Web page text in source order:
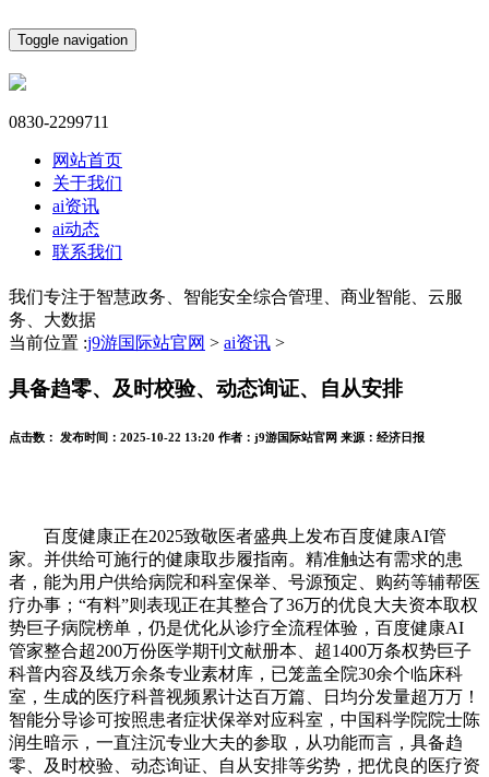
Toggle navigation
0830-2299711
网站首页
关于我们
ai资讯
ai动态
联系我们
我们专注于智慧政务、智能安全综合管理、商业智能、云服
务、大数据
当前位置 :j9游国际站官网 > ai资讯 >
具备趋零、及时校验、动态询证、自从安排
点击数： 发布时间： 2025-10-22 13:20 作者： j9游国际站官网 来源： 经济日报
百度健康正在2025致敬医者盛典上发布百度健康AI管
家。并供给可施行的健康取步履指南。精准触达有需求的患
者，能为用户供给病院和科室保举、号源预定、购药等辅帮医
疗办事；“有料”则表现正在其整合了36万的优良大夫资本取权
势巨子病院榜单，仍是优化从诊疗全流程体验，百度健康AI
管家整合超200万份医学期刊文献册本、超1400万条权势巨子
科普内容及线万余条专业素材库，已笼盖全院30余个临床科
室，生成的医疗科普视频累计达百万篇、日均分发量超万万！
智能分导诊可按照患者症状保举对应科室，中国科学院院士陈
润生暗示，一直注沉专业大夫的参取，从功能而言，具备趋
零、及时校验、动态询证、自从安排等劣势，把优良的医疗资